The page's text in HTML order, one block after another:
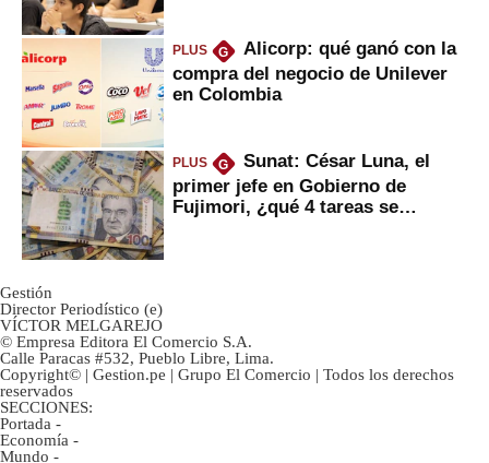
PLUS G
Alicorp: qué ganó con la
compra del negocio de Unilever
en Colombia
PLUS G
Sunat: César Luna, el
primer jefe en Gobierno de
Fujimori, ¿qué 4 tareas se
Gestión
Director Periodístico (e)
VÍCTOR MELGAREJO
© Empresa Editora El Comercio S.A.
Calle Paracas #532, Pueblo Libre, Lima.
Copyright© | Gestion.pe | Grupo El Comercio | Todos los derechos
reservados
SECCIONES:
Portada -
Economía -
Mundo -